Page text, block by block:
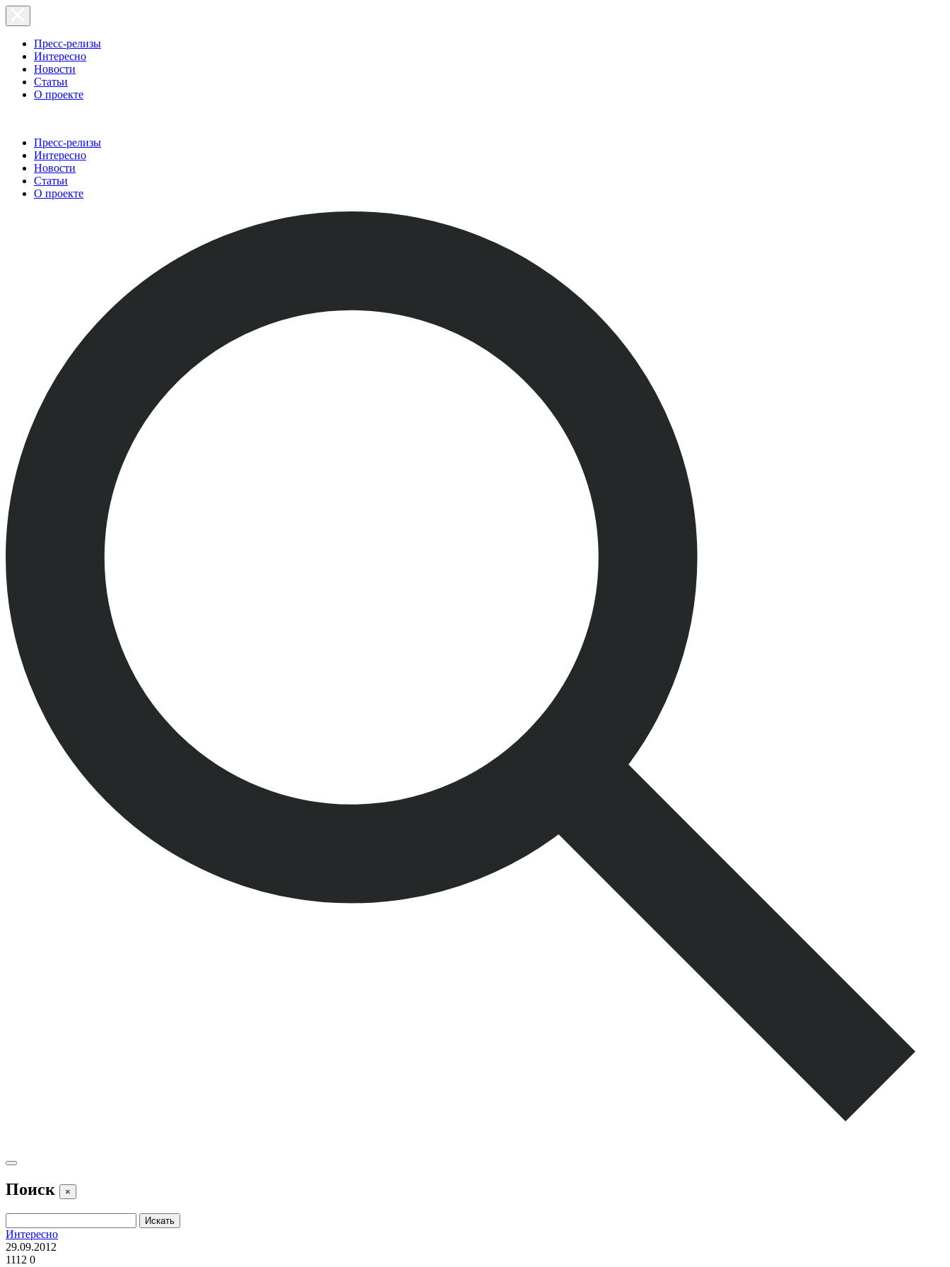
Пресс-релизы
Интересно
Новости
Статьи
О проекте
Пресс-релизы
Интересно
Новости
Статьи
О проекте
Поиск ×
Интересно
29.09.2012
1112 0